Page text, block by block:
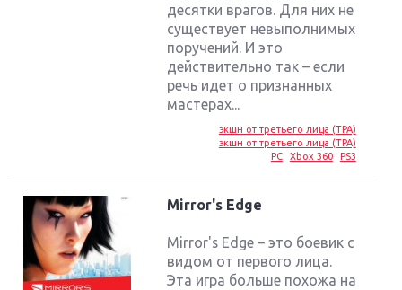
десятки врагов. Для них не
существует невыполнимых
поручений. И это
действительно так – если
речь идет о признанных
мастерах...
экшн от третьего лица (TPA)
экшн от третьего лица (TPA)
PC
Xbox 360 PS3
Mirror's Edge
Mirror's Edge – это боевик с
видом от первого лица.
Эта игра больше похожа на